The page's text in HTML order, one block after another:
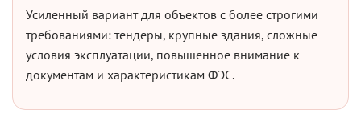
Усиленный вариант для объектов с более строгими
требованиями: тендеры, крупные здания, сложные
условия эксплуатации, повышенное внимание к
документам и характеристикам ФЭС.